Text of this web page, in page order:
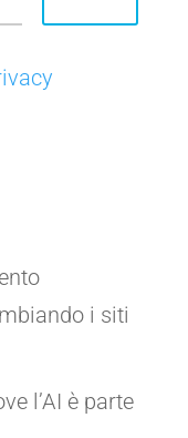
i siti
l’AI è parte